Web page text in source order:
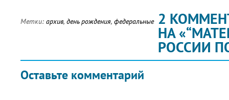
Метки: архив, день рождения, федеральные
Оставьте комментарий
2
НА
РОССИИ